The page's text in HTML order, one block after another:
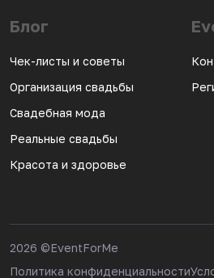
Блог
Чек-листы и советы
Организация свадьбы
Свадебная мода
Реальные свадьбы
Красота и здоровье
2026 ©EventForMe
Политика конфиденциальности